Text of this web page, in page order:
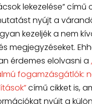
lekezelése” című
nyújt a
kezeljék a nem
megjegyzéseket.
érdemes elolvasni a
fogamzásgátlók:
című cikket is,
nyújt a